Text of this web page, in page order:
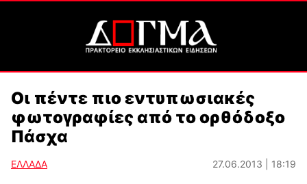
Οι πέντε πιο εντυπωσιακές
φωτογραφίες από το ορθόδοξο
Πάσχα
ΕΛΛΑΔΑ 27.06.2013 | 18:19